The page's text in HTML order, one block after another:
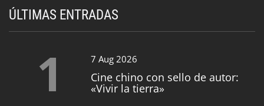
ÚLTIMAS ENTRADAS
1 7 Aug 2026
Cine chino con sello de autor:
«Vivir la tierra»